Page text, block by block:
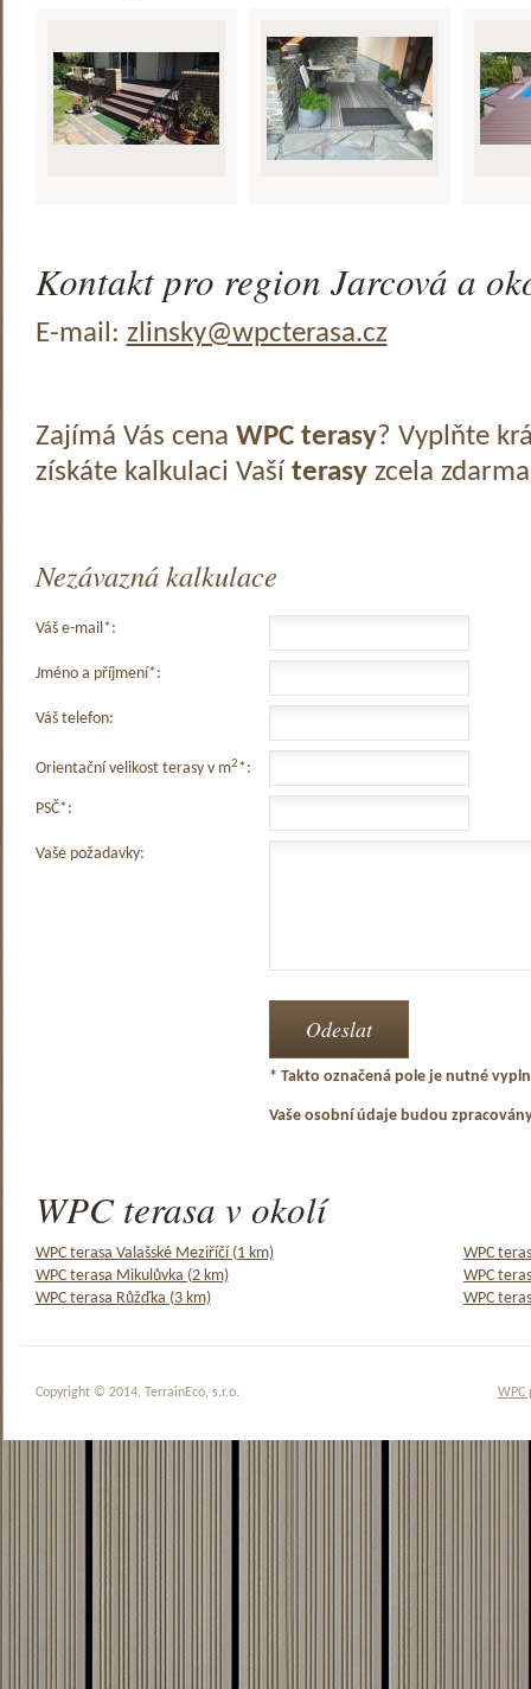
Kontakt pro region Jarcová a
E-mail: zlinsky@wpcterasa.cz
Zajímá Vás cena WPC terasy? Vyplňte
získáte kalkulaci Vaší terasyzcela
Nezávazná kalkulace
Váš e-mail*:
Jméno a příjmení*:
Váš telefon:
Orientační velikost terasy v m2*:
PSČ*:
Vaše požadavky:
* Takto označená pole je nutné
Vaše osobní údaje budou
WPC terasa v okolí
WPC terasa Valašské Meziříčí (1 km)
WPC
WPC terasa Mikulůvka (2 km)
WPC
WPC terasa Růžďka (3 km)
WPC
WPC
Copyright © 2014, TerrainEco, s.r.o.